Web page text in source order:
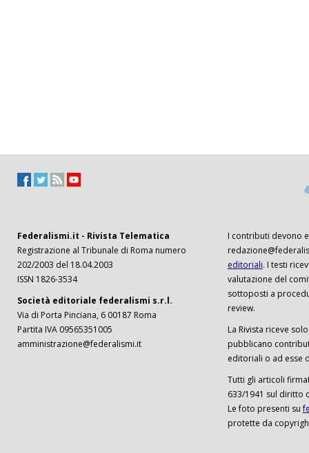
Federalismi.it - Rivista Telematica
Registrazione al Tribunale di Roma numero
202/2003 del 18.04.2003
ISSN 1826-3534
Società editoriale federalismi s.r.l.
Via di Porta Pinciana, 6 00187 Roma
Partita IVA 09565351005
amministrazione@federalismi.it
I contributi devono
editoriali. I testi
valutazione del
sottoposti a
review.
La Rivista riceve
pubblicano
editoriali o ad esse
Tutti gli articoli
633/1941 sul diritto
Le foto presenti su
protette da